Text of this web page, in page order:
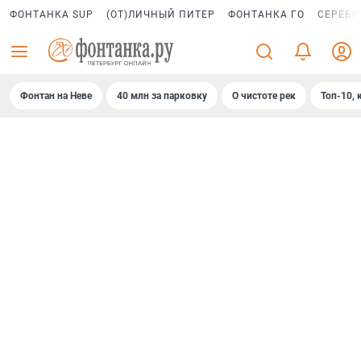
ФОНТАНКА SUP (ОТ)ЛИЧНЫЙ ПИТЕР ФОНТАНКА ГО
Фонтан на Неве 40 млн за парковку О чистоте рек Топ-10,